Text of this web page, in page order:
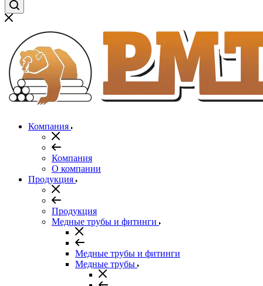
Компания
Компания
О компании
Продукция
Продукция
Медные трубы и фитинги
Медные трубы и фитинги
Медные трубы